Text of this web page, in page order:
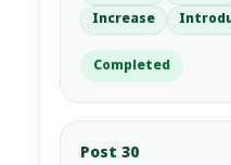
Increase
Completed
Post 30